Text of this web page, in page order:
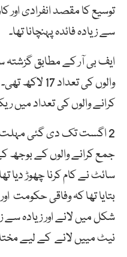
توسیع کا مقصد انفرادی اور
سے زیادہ فائدہ پہنچانا تھا۔
ایف بی آر کے مطابق
والوں کی
کرانے والوں کی تعداد میں
2 اگست تک دی گئی
جمع کرانے والوں کے بوجھ
سائٹ نے کام کرنا چھوڑ دیا
بتایا تھا کہ وفاقی حکومت
شکل میں لانے اور زیادہ
نیٹ مییں لانے کے لیے